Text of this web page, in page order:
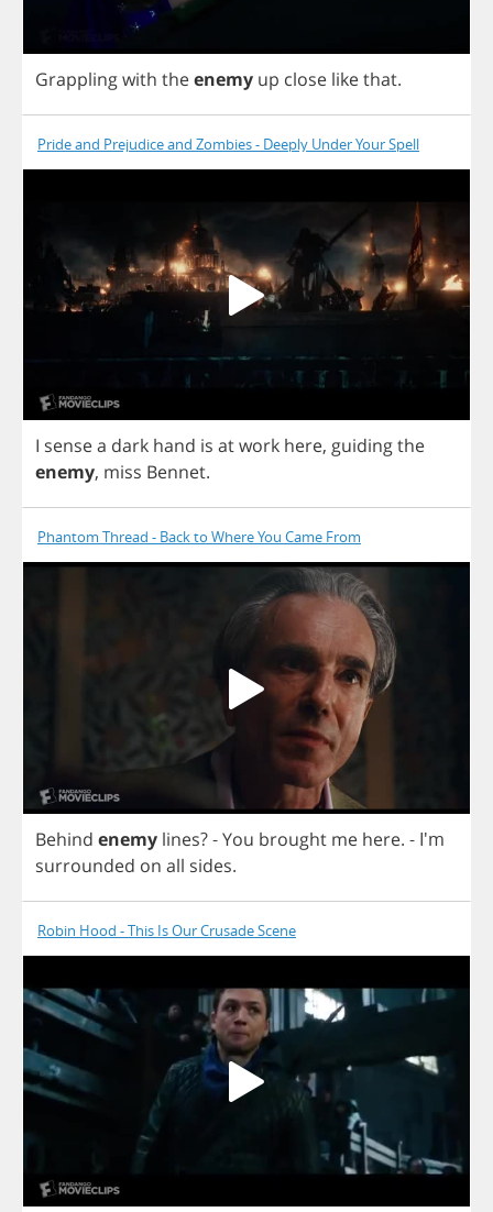
Grapplingwith theenemy up close likethat.
Pride and Prejudice and Zombies - Deeply Under Your Spell
I sensea dark hand is atwork here, guidingthe
enemy, miss Bennet.
Phantom Thread - Back to Where You Came From
Behind enemy lines? -You brought me here. - I'm
surrounded on all sides.
Robin Hood - This Is Our Crusade Scene